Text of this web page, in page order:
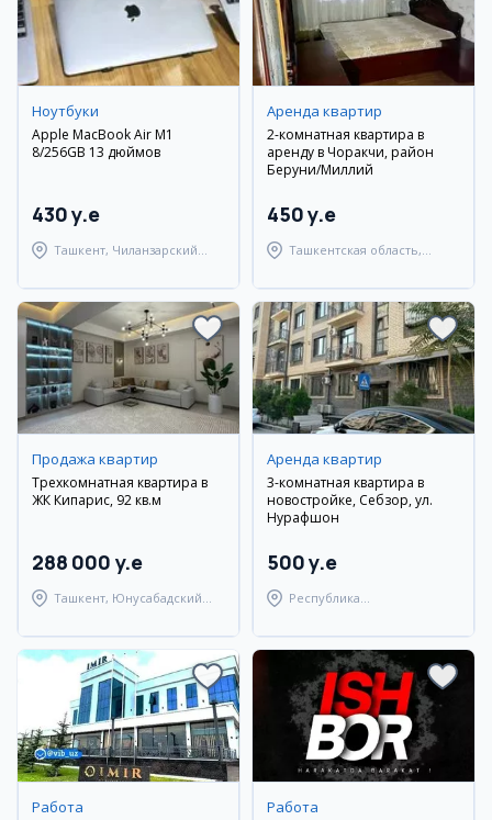
Ноутбуки
Apple MacBook Air M1
8/256GB 13 дюймов
430 y.e
Ташкент, Чиланзарский
Аренда квартир
2-комнатная квартира в
аренду в Чоракчи, район
Беруни/Миллий
450 y.e
Ташкентская область,
Продажа квартир
Трехкомнатная квартира в
ЖК Кипарис, 92 кв.м
288 000 y.e
Ташкент, Юнусабадский
Аренда квартир
3-комнатная квартира в
новостройке, Себзор, ул.
Нурафшон
500 y.e
Республика
Берунийский район
Работа Работа